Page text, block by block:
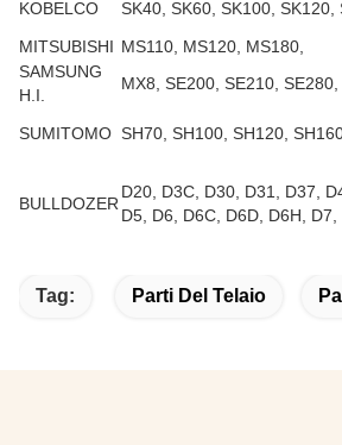
KOBELCO
SK40, SK60, SK100,
MITSUBISHI MS110, MS120, MS180,
SAMSUNG
H.I.
MX8, SE200, SE210, SE280,
SUMITOMO SH70, SH100, SH120,
BULLDOZER
D20, D3C, D30, D31, D37,
D5, D6, D6C, D6D, D6H,
Tag: Parti Del Telaio